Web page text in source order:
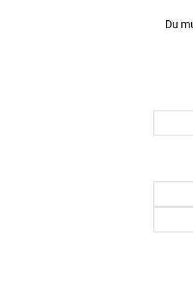
Du